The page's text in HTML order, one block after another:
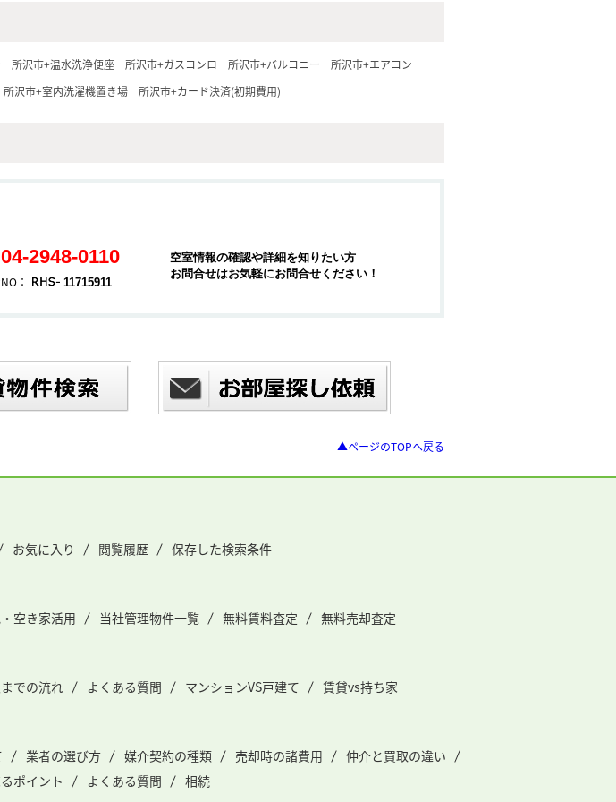
所沢市+温水洗浄便座 所沢市+ガスコンロ 所沢市+バルコニー
所沢市+エアコン
所沢市+室内洗濯機置き場 所沢市+カード決済(初期費用)
2948-0110
： 11715911
空室情報の確認や詳細を知りたい方
お問合せはお気軽にお問合せください！
▲ページのTOPへ戻る
お気に入り 閲覧履歴 保存した検索条件
空き家活用 当社管理物件一覧 無料賃料査定 無料売却査定
での流れ よくある質問 マンションVS戸建て 賃貸vs持ち家
業者の選び方 媒介契約の種類 売却時の諸費用
仲介と買取の違い
ポイント よくある質問 相続